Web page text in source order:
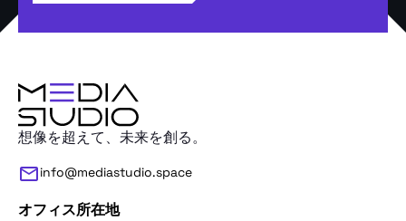
想像を超えて、未来を創る。
info@mediastudio.space
オフィス所在地